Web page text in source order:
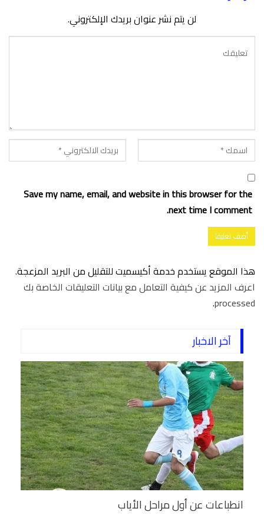
لن يتم نشر عنوان بريدك الإلكتروني.
Save my name, email, and website in this browser for the
next time I comment.
هذا الموقع يستخدم خدمة أكيسميت للتقليل من البريد المزعجة.
اعرف المزيد عن كيفية التعامل مع بيانات التعليقات الخاصة بك
processed
.
آخر الاخبار
انطباعات عن أول مراحل الأياب